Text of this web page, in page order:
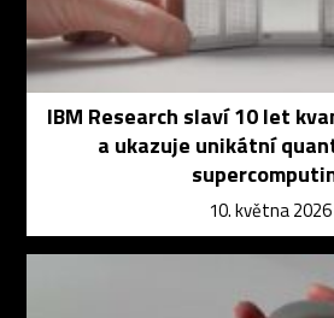
IBM Research slaví 10 let
a ukazuje unikátní
10. května 2026